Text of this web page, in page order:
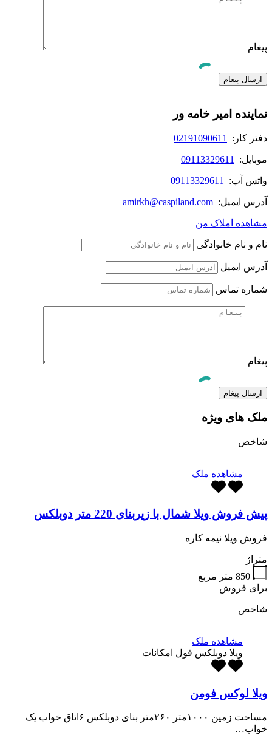
پیغام
نماینده امیر خامه ور
دفتر کار: 02191090611
موبایل: 09113329611
واتس آپ: 09113329611
آدرس ایمیل: amirkh@caspiland.com
مشاهده املاک من
نام و نام خانوادگی
آدرس ایمیل
شماره تماس
پیغام
ملک های ویژه
شاخص
مشاهده ملک
پیش فروش ویلا شمال با زیربنای 220 متر دوبلکس
فروش ویلا نیمه کاره
متراژ
850 متر مربع
برای فروش
شاخص
مشاهده ملک
ویلا دوبلکس فول امکانات
ویلا لوکس فومن
مساحت زمین ۱۰۰۰متر ۲۶۰متر بنای دوبلکس ۶اتاق خواب یک
خواب…